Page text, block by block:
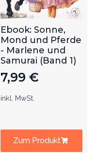
Ebook: Sonne,
Mond und Pferde
- Marlene und
Samurai (Band 1)
7,99 €
inkl. MwSt.
Zum Produkt